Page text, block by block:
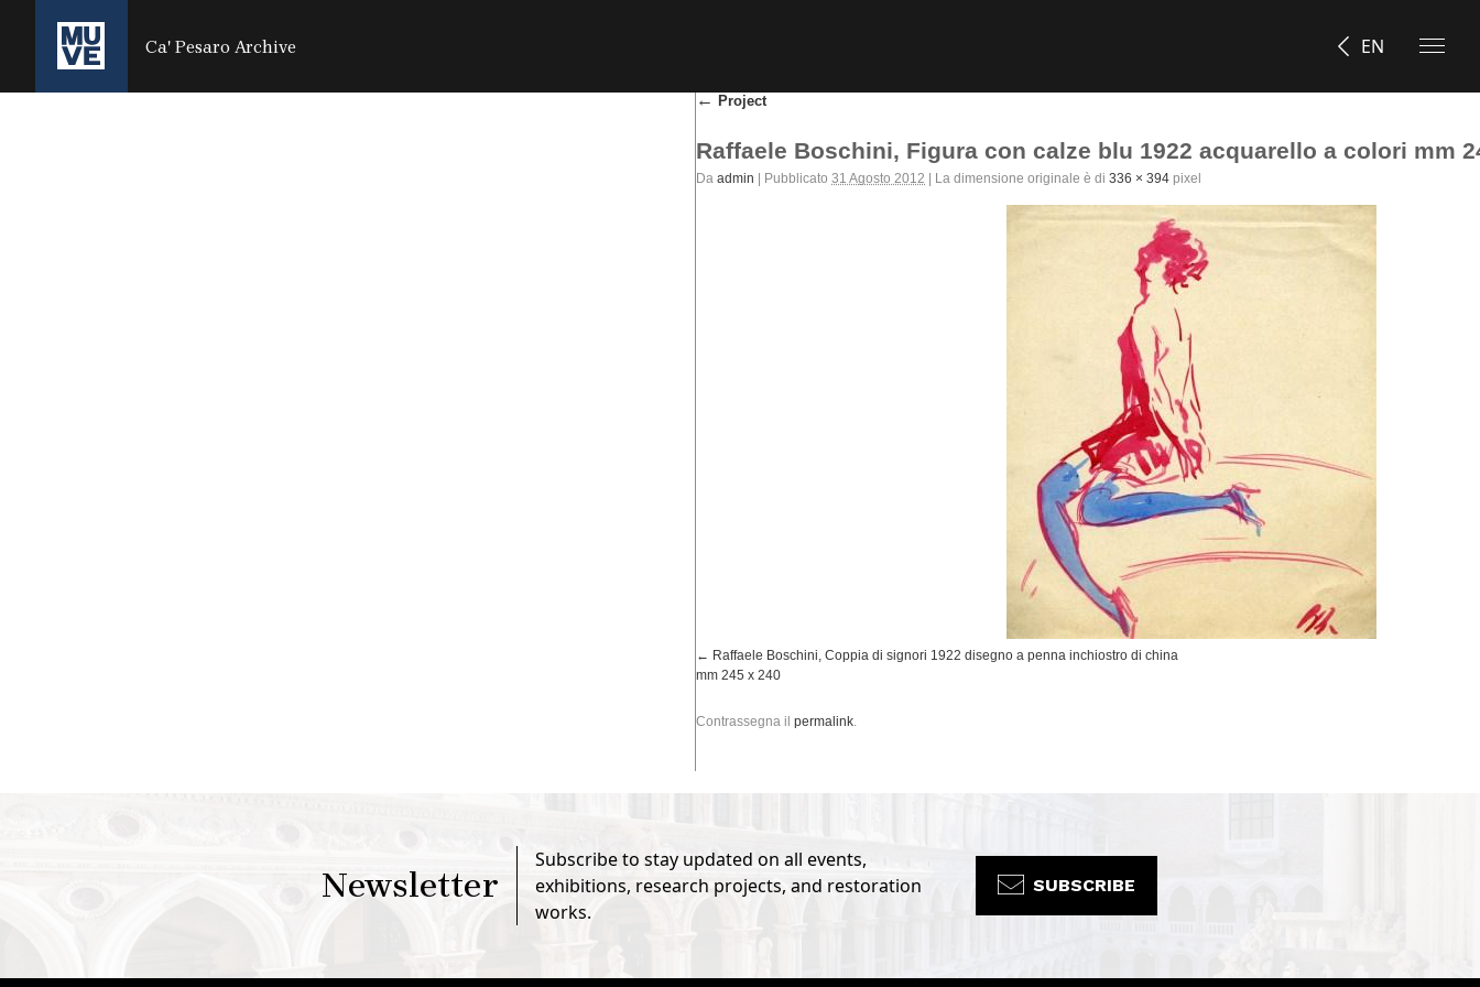
SALTA AL CONTENUTO PRINCIPALE
Ca' Pesaro Archive
EN
← Project
Raffaele Boschini, Figura con calze blu 1922 acquarello a colori mm
Da admin Pubblicato 31 Agosto 2012 La dimensione originale è di 336 × 394 pixel
Raffaele Boschini, Coppia di signori 1922 disegno a penna inchiostro di china
mm 245 x 240
Contrassegna il permalink.
Newsletter
Subscribe to stay updated on all events,
exhibitions, research projects, and restoration
works.
SUBSCRIBE